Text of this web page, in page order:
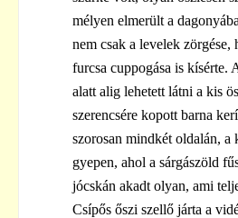
mélyen elmerült a
nem csak a levelek zörgése,
furcsa cuppogása is kísérte.
alatt alig lehetett látni a kis
szerencsére kopott barna
szorosan mindkét oldalán, a
gyepen, ahol a sárgászöld
jócskán akadt olyan, ami
Csípős őszi szellő járta a